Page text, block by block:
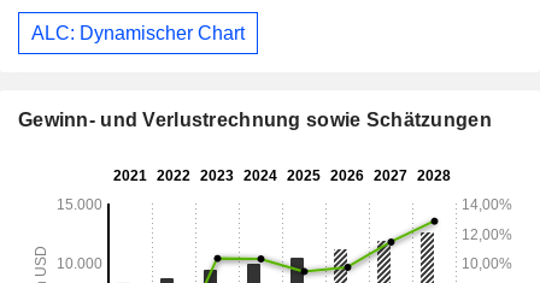
ALC: Dynamischer Chart
Gewinn- und Verlustrechnung sowie Schätzungen